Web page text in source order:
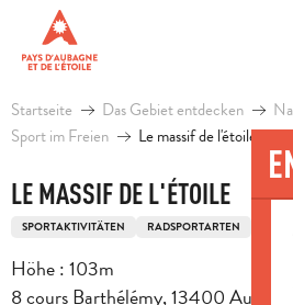
contenu
principal
Startseite Das Gebiet entdecken
Sport im Freien
Le massif de l'étoile
LE MASSIF DE L'ÉTOILE
SPORTAKTIVITÄTEN RADSPORTARTEN
Höhe : 103m
8 cours Barthélémy, 13400